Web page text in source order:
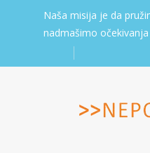
Naša misija je da
nadmašimo